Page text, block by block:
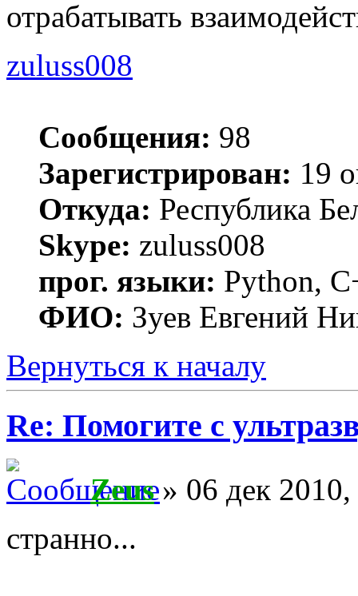
отрабатывать
zuluss008
Сообщения: 98
Зарегистрирован: 19
Откуда: Республика
Skype: zuluss008
прог. языки: Python,
ФИО: Зуев Евгений
Вернуться к началу
Re: Помогите с
Zeus» 06 дек
странно...